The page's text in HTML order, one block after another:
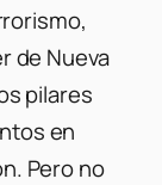
de Nueva
pilares
en
Pero no